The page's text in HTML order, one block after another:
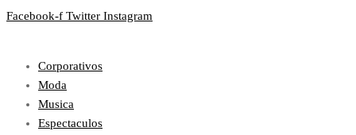
Facebook-f Twitter Instagram
Corporativos
Moda
Musica
Espectaculos